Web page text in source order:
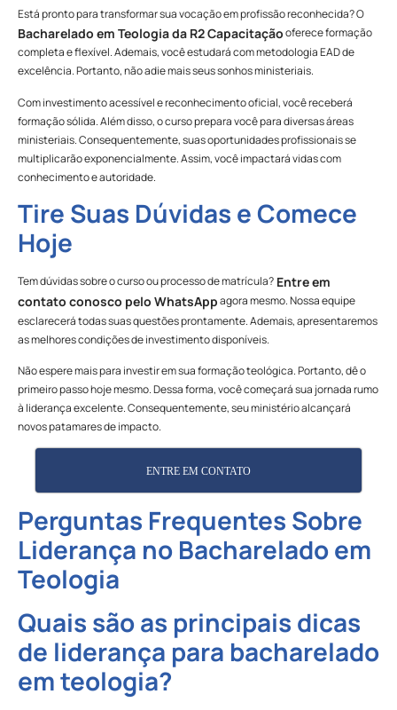
Está pronto para transformar sua vocação em profissão reconhecida? O
Bacharelado em Teologia da R2 Capacitaçãooferece formação
completa e flexível. Ademais, você estudará com metodologia EAD de
excelência. Portanto, não adie mais seus sonhos ministeriais.
Com investimento acessível e reconhecimento oficial, você receberá
formação sólida. Além disso, o curso prepara você para diversas áreas
ministeriais. Consequentemente, suas oportunidades profissionais se
multiplicarão exponencialmente. Assim, você impactará vidas com
conhecimento e autoridade.
Tire Suas Dúvidas e Comece
Hoje
Tem dúvidas sobre o curso ou processo de matrícula? Entre em
contato conosco pelo WhatsAppagora mesmo. Nossa equipe
esclarecerá todas suas questões prontamente. Ademais, apresentaremos
as melhores condições de investimento disponíveis.
Não espere mais para investir em sua formação teológica. Portanto, dê o
primeiro passo hoje mesmo. Dessa forma, você começará sua jornada rumo
à liderança excelente. Consequentemente, seu ministério alcançará
novos patamares de impacto.
ENTRE EM CONTATO
Perguntas Frequentes Sobre
Liderança no Bacharelado em
Teologia
Quais são as principais dicas
de liderança para bacharelado
em teologia?